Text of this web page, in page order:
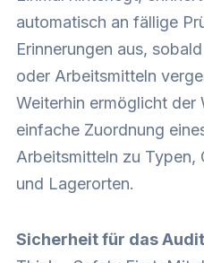
automatisch an fällige
Erinnerungen aus,
oder Arbeitsmitteln
Weiterhin ermöglicht der
einfache Zuordnung
Arbeitsmitteln zu Typen,
und Lagerorten.
Sicherheit für das